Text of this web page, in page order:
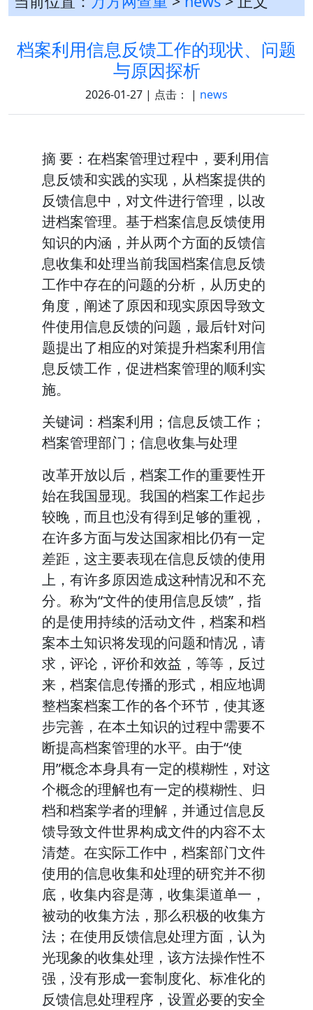
档案利用信息反馈工作的现状、问题
与原因探析
2026-01-27 | 点击： | news
摘 要：在档案管理过程中，要利用信
息反馈和实践的实现，从档案提供的
反馈信息中，对文件进行管理，以改
进档案管理。基于档案信息反馈使用
知识的内涵，并从两个方面的反馈信
息收集和处理当前我国档案信息反馈
工作中存在的问题的分析，从历史的
角度，阐述了原因和现实原因导致文
件使用信息反馈的问题，最后针对问
题提出了相应的对策提升档案利用信
息反馈工作，促进档案管理的顺利实
施。
关键词：档案利用；信息反馈工作；
档案管理部门；信息收集与处理
改革开放以后，档案工作的重要性开
始在我国显现。我国的档案工作起步
较晚，而且也没有得到足够的重视，
在许多方面与发达国家相比仍有一定
差距，这主要表现在信息反馈的使用
上，有许多原因造成这种情况和不充
分。称为“文件的使用信息反馈”，指
的是使用持续的活动文件，档案和档
案本土知识将发现的问题和情况，请
求，评论，评价和效益，等等，反过
来，档案信息传播的形式，相应地调
整档案档案工作的各个环节，使其逐
步完善，在本土知识的过程中需要不
断提高档案管理的水平。由于“使
用”概念本身具有一定的模糊性，对这
个概念的理解也有一定的模糊性、归
档和档案学者的理解，并通过信息反
馈导致文件世界构成文件的内容不太
清楚。在实际工作中，档案部门文件
使用的信息收集和处理的研究并不彻
底，收集内容是薄，收集渠道单一，
被动的收集方法，那么积极的收集方
法；在使用反馈信息处理方面，认为
光现象的收集处理，该方法操作性不
强，没有形成一套制度化、标准化的
反馈信息处理程序，设置必要的安全